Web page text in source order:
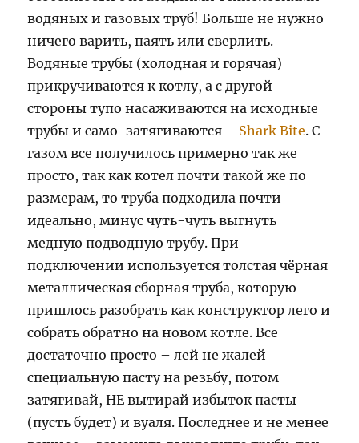
водяных и газовых труб! Больше не нужно
ничего варить, паять или сверлить.
Водяные трубы (холодная и горячая)
прикручиваются к котлу, а с другой
стороны тупо насаживаются на исходные
трубы и само-затягиваются – Shark Bite. С
газом все получилось примерно так же
просто, так как котел почти такой же по
размерам, то труба подходила почти
идеально, минус чуть-чуть выгнуть
медную подводную трубу. При
подключении используется толстая чёрная
металлическая сборная труба, которую
пришлось разобрать как конструктор лего и
собрать обратно на новом котле. Все
достаточно просто – лей не жалей
специальную пасту на резьбу, потом
затягивай, НЕ вытирай избыток пасты
(пусть будет) и вуаля. Последнее и не менее